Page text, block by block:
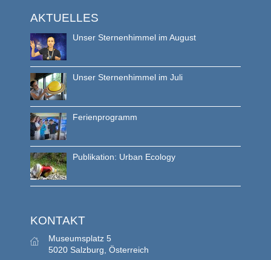
AKTUELLES
Unser Sternenhimmel im August
Unser Sternenhimmel im Juli
Ferienprogramm
Publikation: Urban Ecology
KONTAKT
Museumsplatz 5
5020 Salzburg, Österreich